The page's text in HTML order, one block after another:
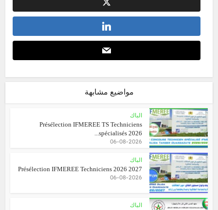
مواضيع مشابهة
الباك
Présélection IFMEREE TS Techniciens
spécialisés 2026...
06-08-2026
الباك
Présélection IFMEREE Techniciens 2026 2027
06-08-2026
الباك